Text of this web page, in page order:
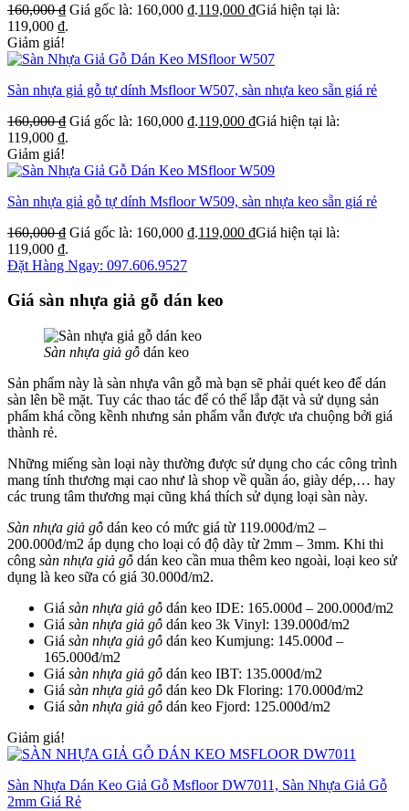
160,000₫ Giá gốc là: 160,000 ₫.119,000 ₫Giá hiện tại là:
119,000 ₫.
Giảm giá!
Sàn nhựa giả gỗ tự dính Msfloor W507, sàn nhựa keo sẵn giá rẻ
160,000₫ Giá gốc là: 160,000 ₫.119,000 ₫Giá hiện tại là:
119,000 ₫.
Giảm giá!
Sàn nhựa giả gỗ tự dính Msfloor W509, sàn nhựa keo sẵn giá rẻ
160,000₫ Giá gốc là: 160,000 ₫.119,000 ₫Giá hiện tại là:
119,000 ₫.
Đặt Hàng Ngay: 097.606.9527
Giá sàn nhựa giả gỗ dán keo
Sàn nhựa giả gỗ dán keo
Sản phẩm này là sàn nhựa vân gỗ mà bạn sẽ phải quét keo để dán
sàn lên bề mặt. Tuy các thao tác để có thể lắp đặt và sử dụng sản
phẩm khá cồng kềnh nhưng sản phẩm vẫn được ưa chuộng bởi giá
thành rẻ.
Những miếng sàn loại này thường được sử dụng cho các công trình
mang tính thương mại cao như là shop về quần áo, giày dép,… hay
các trung tâm thương mại cũng khá thích sử dụng loại sàn này.
Sàn nhựa giả gỗ dán keo có mức giá từ 119.000đ/m2 –
200.000đ/m2 áp dụng cho loại có độ dày từ 2mm – 3mm. Khi thi
công sàn nhựa giả gỗ dán keo cần mua thêm keo ngoài, loại keo sử
dụng là keo sữa có giá 30.000đ/m2.
Giá sàn nhựa giả gỗ dán keo IDE: 165.000đ – 200.000đ/m2
Giá sàn nhựa giả gỗ dán keo 3k Vinyl: 139.000đ/m2
Giá sàn nhựa giả gỗ dán keo Kumjung: 145.000đ –
165.000đ/m2
Giá sàn nhựa giả gỗ dán keo IBT: 135.000đ/m2
Giá sàn nhựa giả gỗ dán keo Dk Floring: 170.000đ/m2
Giá sàn nhựa giả gỗ dán keo Fjord: 125.000đ/m2
Giảm giá!
Sàn Nhựa Dán Keo Giả Gỗ Msfloor DW7011, Sàn Nhựa Giả Gỗ
2mm Giá Rẻ